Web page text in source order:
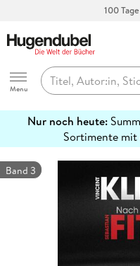
100
Hugendubel
Menu
Nur noch heute:
Sortimente mit
erfahren
Band 3